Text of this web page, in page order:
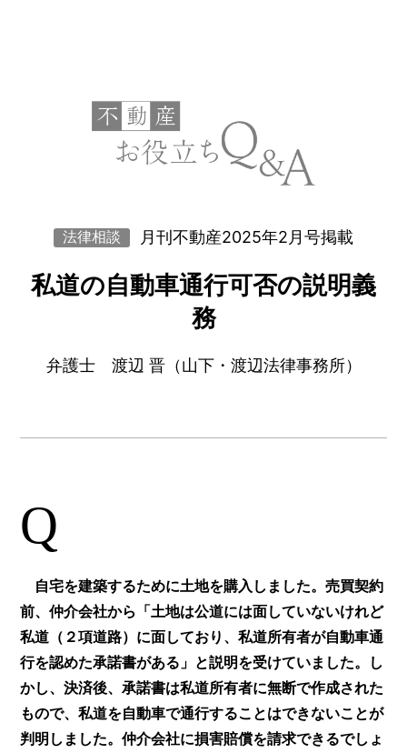
法律相談 月刊不動産2025年2月号掲載
私道の自動車通行可否の説明義
務
弁護士 渡辺 晋（山下・渡辺法律事務所）
Q
自宅を建築するために土地を購入しました。売買契約
前、仲介会社から「土地は公道には面していないけれど
私道（２項道路）に面しており、私道所有者が自動車通
行を認めた承諾書がある」と説明を受けていました。し
かし、決済後、承諾書は私道所有者に無断で作成された
もので、私道を自動車で通行することはできないことが
判明しました。仲介会社に損害賠償を請求できるでしょ